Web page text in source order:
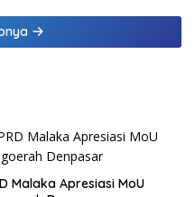
Malaka Apresiasi MoU